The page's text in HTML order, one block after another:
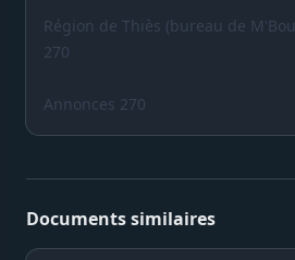
Région de Thiès (bureau de
270
Annonces 270
Documents similaires